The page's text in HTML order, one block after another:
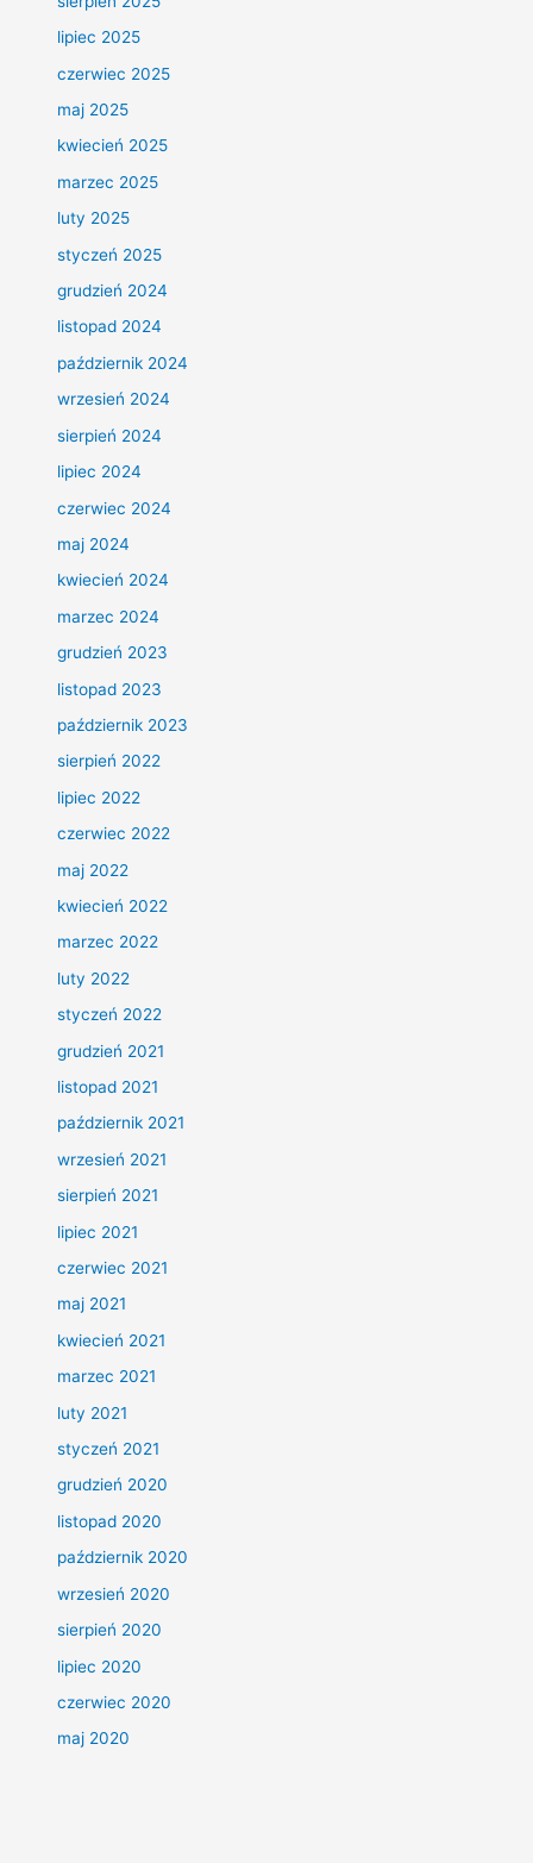
lipiec 2025
czerwiec 2025
maj 2025
kwiecień 2025
marzec 2025
luty 2025
styczeń 2025
grudzień 2024
listopad 2024
październik 2024
wrzesień 2024
sierpień 2024
lipiec 2024
czerwiec 2024
maj 2024
kwiecień 2024
marzec 2024
grudzień 2023
listopad 2023
październik 2023
sierpień 2022
lipiec 2022
czerwiec 2022
maj 2022
kwiecień 2022
marzec 2022
luty 2022
styczeń 2022
grudzień 2021
listopad 2021
październik 2021
wrzesień 2021
sierpień 2021
lipiec 2021
czerwiec 2021
maj 2021
kwiecień 2021
marzec 2021
luty 2021
styczeń 2021
grudzień 2020
listopad 2020
październik 2020
wrzesień 2020
sierpień 2020
lipiec 2020
czerwiec 2020
maj 2020